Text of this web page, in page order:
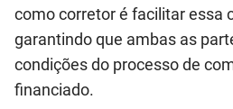
como corretor é facilitar essa
garantindo que ambas as
condições do processo de
financiado.